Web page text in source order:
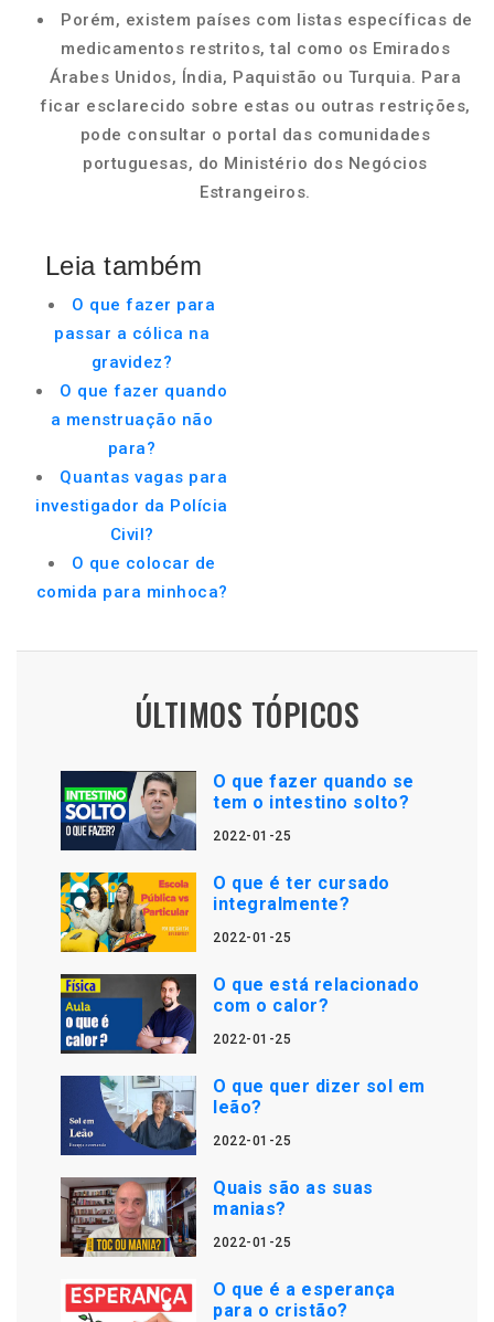
Porém, existem países com listas específicas de
medicamentos restritos, tal como os Emirados
Árabes Unidos, Índia, Paquistão ou Turquia. Para
ficar esclarecido sobre estas ou outras restrições,
pode consultar o portal das comunidades
portuguesas, do Ministério dos Negócios
Estrangeiros.
Leia também
O que fazer para
passar a cólica na
gravidez?
O que fazer quando
a menstruação não
para?
Quantas vagas para
investigador da Polícia
Civil?
O que colocar de
comida para minhoca?
ÚLTIMOS TÓPICOS
O que fazer quando se
tem o intestino solto?
2022-01-25
O que é ter cursado
integralmente?
2022-01-25
O que está relacionado
com o calor?
2022-01-25
O que quer dizer sol em
leão?
2022-01-25
Quais são as suas
manias?
2022-01-25
O que é a esperança
para o cristão?